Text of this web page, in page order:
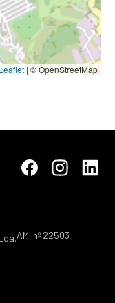
Leaflet | © OpenStreetMap
AMI nº 22503